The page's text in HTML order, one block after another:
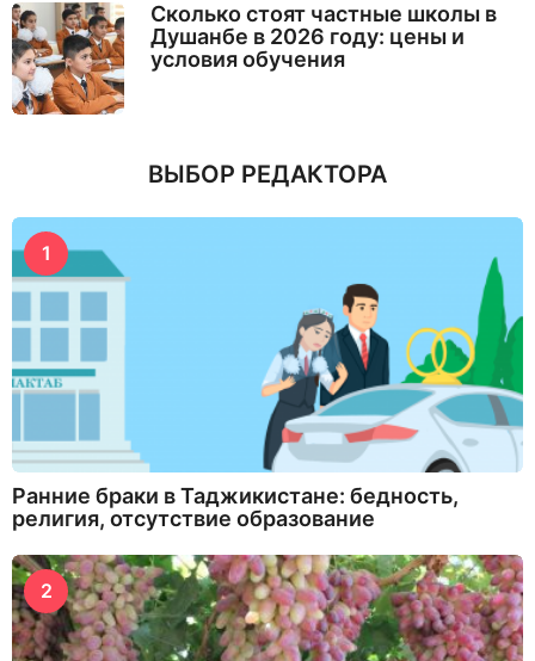
Сколько стоят частные школы в
Душанбе в 2026 году: цены и
условия обучения
ВЫБОР РЕДАКТОРА
1
Ранние браки в Таджикистане: бедность,
религия, отсутствие образование
2